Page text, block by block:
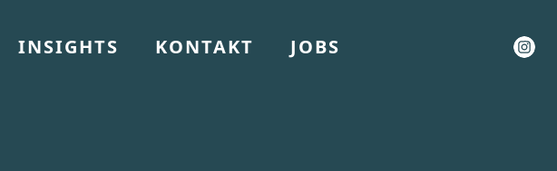
INSIGHTS KONTAKT JOBS